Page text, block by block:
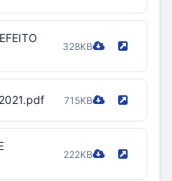
328KB
715KB
222KB